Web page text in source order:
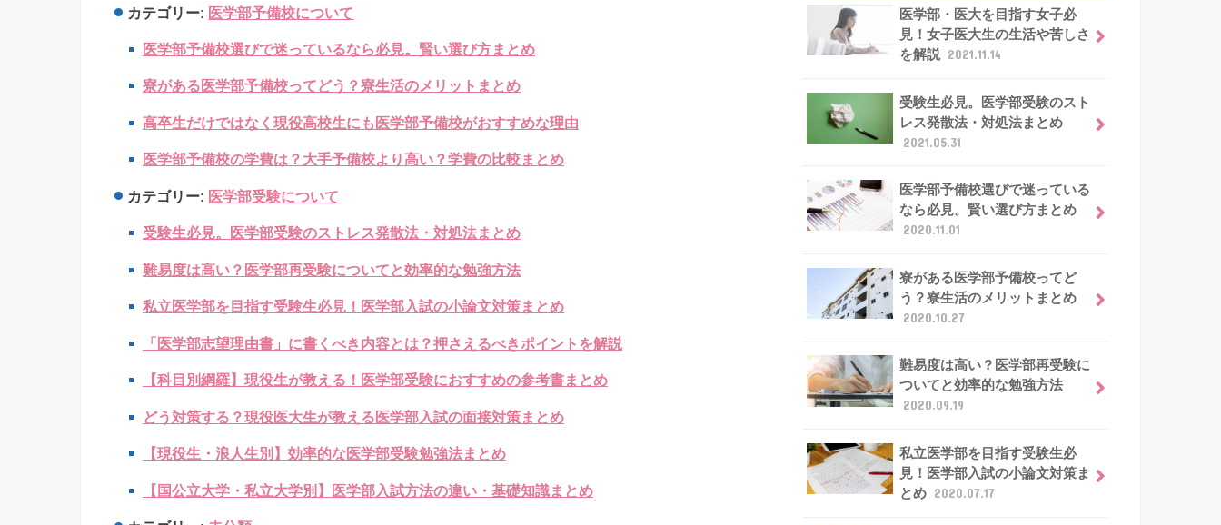
カテゴリー: 医学部予備校について
医学部予備校選びで迷っているなら必見。賢い選び方まとめ
寮がある医学部予備校ってどう？寮生活のメリットまとめ
高卒生だけではなく現役高校生にも医学部予備校がおすすめな理由
医学部予備校の学費は？大手予備校より高い？学費の比較まとめ
カテゴリー: 医学部受験について
受験生必見。医学部受験のストレス発散法・対処法まとめ
難易度は高い？医学部再受験についてと効率的な勉強方法
私立医学部を目指す受験生必見！医学部入試の小論文対策まとめ
「医学部志望理由書」に書くべき内容とは？押さえるべきポイントを解説
【科目別網羅】現役生が教える！医学部受験におすすめの参考書まとめ
どう対策する？現役医大生が教える医学部入試の面接対策まとめ
【現役生・浪人生別】効率的な医学部受験勉強法まとめ
【国公立大学・私立大学別】医学部入試方法の違い・基礎知識まとめ
医学部・医大を目指す女子必
見！女子医大生の生活や苦しさ
を解説 2021.11.14
受験生必見。医学部受験のスト
レス発散法・対処法まとめ
2021.05.31
医学部予備校選びで迷っている
なら必見。賢い選び方まとめ
2020.11.01
寮がある医学部予備校ってど
う？寮生活のメリットまとめ
2020.10.27
難易度は高い？医学部再受験に
ついてと効率的な勉強方法
2020.09.19
私立医学部を目指す受験生必
見！医学部入試の小論文対策ま
とめ 2020.07.17